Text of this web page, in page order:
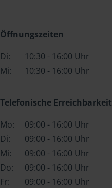
Öffnungszeiten
Di:
10:30 - 16:00 Uhr
Mi:
10:30 - 16:00 Uhr
Telefonische Erreichbarkeit
Mo:
09:00 - 16:00 Uhr
Di:
09:00 - 16:00 Uhr
Mi:
09:00 - 16:00 Uhr
Do:
09:00 - 16:00 Uhr
Fr:
09:00 - 16:00 Uhr